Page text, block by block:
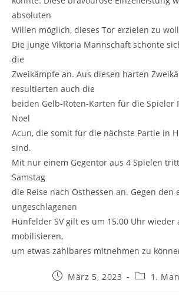
absoluten
Willen möglich, dieses Tor erzielen zu
Die junge Viktoria Mannschaft schonte
die
Zweikämpfe an. Aus diesen harten
resultierten auch die
beiden Gelb-Roten-Karten für die Spieler
Noel
Acun, die somit für die nächste Partie in
sind.
Mit nur einem Gegentor aus 4 Spielen
Samstag
die Reise nach Osthessen an. Gegen den
ungeschlagenen
Hünfelder SV gilt es um 15.00 Uhr wieder
mobilisieren,
um etwas zählbares mitnehmen zu
BeitragMärz 5, 2023
Beitrags-
1.